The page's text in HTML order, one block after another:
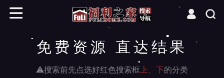
免费资源 直达结果
⚠搜索前先点选好红色搜索框上、下的分类